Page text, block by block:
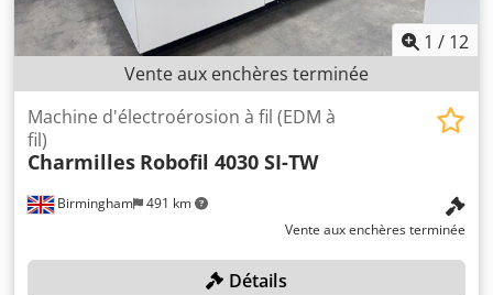
1 / 12
Vente aux enchères terminée
Birmingham 491 km
Machine d'électroérosion à fil (EDM à
fil)
Charmilles Robofil 4030 SI-TW
Vente aux enchères terminée
Détails